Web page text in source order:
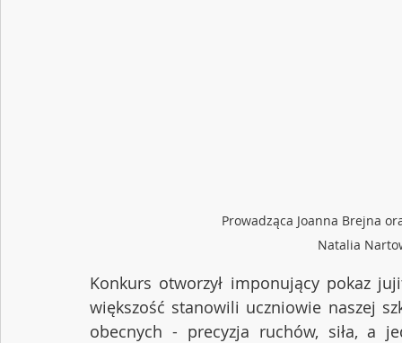
Prowadząca Joanna Brejna
Natalia
Konkurs otworzył imponujący pokaz
większość stanowili uczniowie naszej
obecnych - precyzja ruchów, siła, a